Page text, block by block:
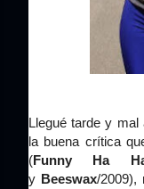
Llegué tarde y mal
la buena crítica
(Funny Ha
y Beeswax/2009),